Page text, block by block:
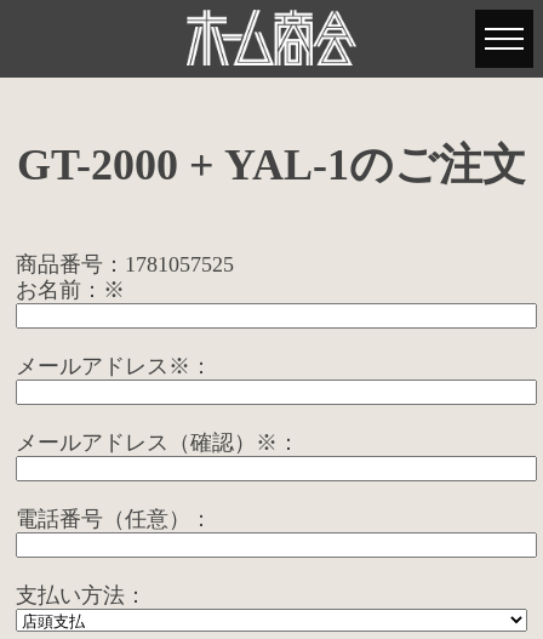
GT-2000 + YAL-1のご注文
商品番号：1781057525
お名前：※
メールアドレス※：
メールアドレス（確認）※：
電話番号（任意）：
支払い方法：